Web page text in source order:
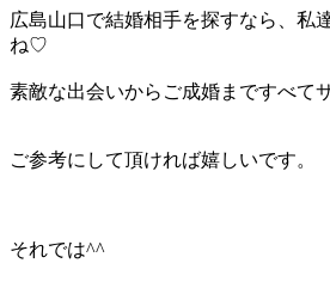
広島山口で結婚相手を探すなら、私
ね♡
素敵な出会いからご成婚まですべて
ご参考にして頂ければ嬉しいです。
それでは^^